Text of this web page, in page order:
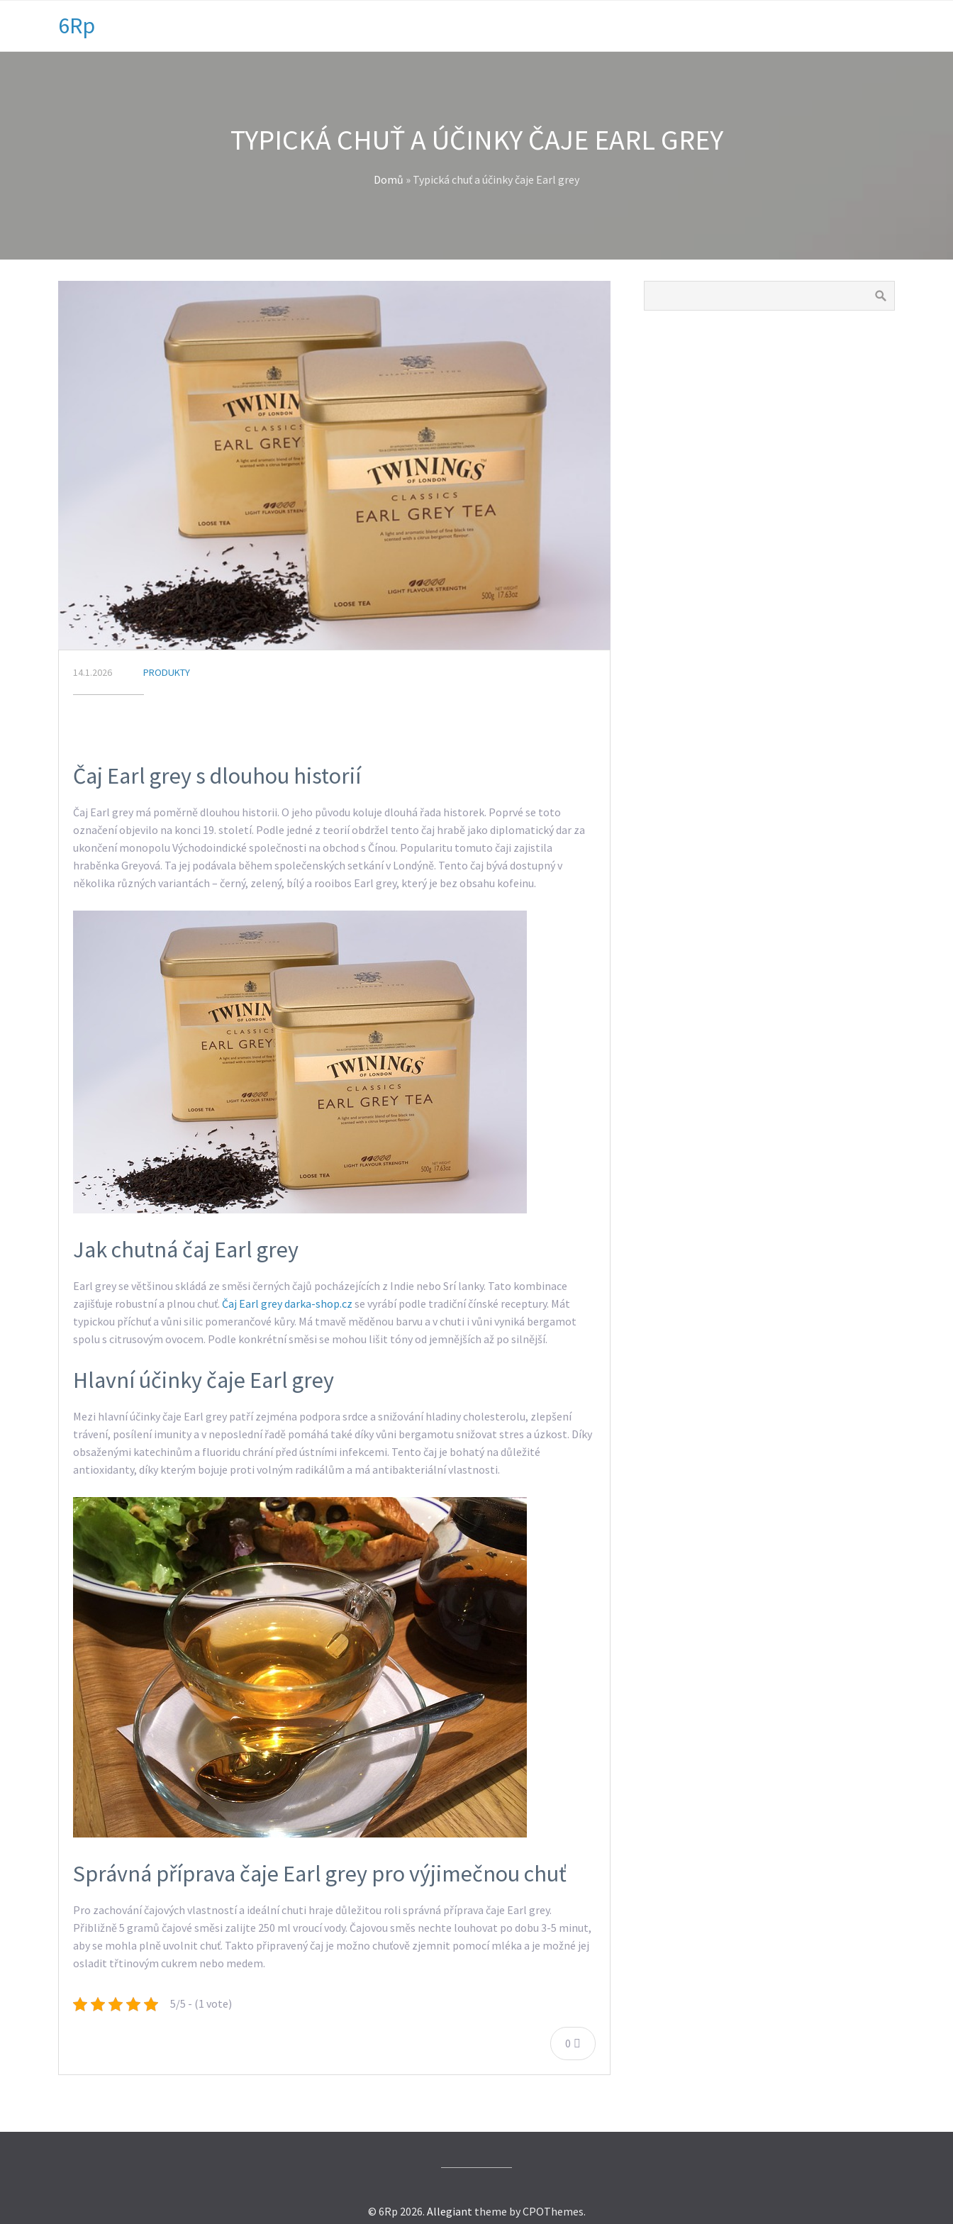
6Rp
TYPICKÁ CHUŤ A ÚČINKY ČAJE EARL GREY
Domů » Typická chuť a účinky čaje Earl grey
14.1.2026 PRODUKTY
Čaj Earl grey s dlouhou historií
Čaj Earl grey má poměrně dlouhou historii. O jeho původu koluje dlouhá řada historek. Poprvé se toto
označení objevilo na konci 19. století. Podle jedné z teorií obdržel tento čaj hrabě jako diplomatický dar za
ukončení monopolu Východoindické společnosti na obchod s Čínou. Popularitu tomuto čaji zajistila
hraběnka Greyová. Ta jej podávala během společenských setkání v Londýně. Tento čaj bývá dostupný v
několika různých variantách – černý, zelený, bílý a rooibos Earl grey, který je bez obsahu kofeinu.
Jak chutná čaj Earl grey
Earl grey se většinou skládá ze směsi černých čajů pocházejících z Indie nebo Srí lanky. Tato kombinace
zajišťuje robustní a plnou chuť. Čaj Earl grey darka-shop.cz se vyrábí podle tradiční čínské receptury. Mát
typickou příchuť a vůni silic pomerančové kůry. Má tmavě měděnou barvu a v chuti i vůni vyniká bergamot
spolu s citrusovým ovocem. Podle konkrétní směsi se mohou lišit tóny od jemnějších až po silnější.
Hlavní účinky čaje Earl grey
Mezi hlavní účinky čaje Earl grey patří zejména podpora srdce a snižování hladiny cholesterolu, zlepšení
trávení, posílení imunity a v neposlední řadě pomáhá také díky vůni bergamotu snižovat stres a úzkost. Díky
obsaženými katechinům a fluoridu chrání před ústními infekcemi. Tento čaj je bohatý na důležité
antioxidanty, díky kterým bojuje proti volným radikálům a má antibakteriální vlastnosti.
Správná příprava čaje Earl grey pro výjimečnou chuť
Pro zachování čajových vlastností a ideální chuti hraje důležitou roli správná příprava čaje Earl grey.
Přibližně 5 gramů čajové směsi zalijte 250 ml vroucí vody. Čajovou směs nechte louhovat po dobu 3-5 minut,
aby se mohla plně uvolnit chuť. Takto připravený čaj je možno chuťově zjemnit pomocí mléka a je možné jej
osladit třtinovým cukrem nebo medem.
5/5 - (1 vote)
0
© 6Rp 2026. Allegiant theme by CPOThemes.